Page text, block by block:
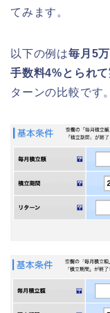
てみます。
以下の例は毎月5
手数料4%とられ
ターンの比較です。